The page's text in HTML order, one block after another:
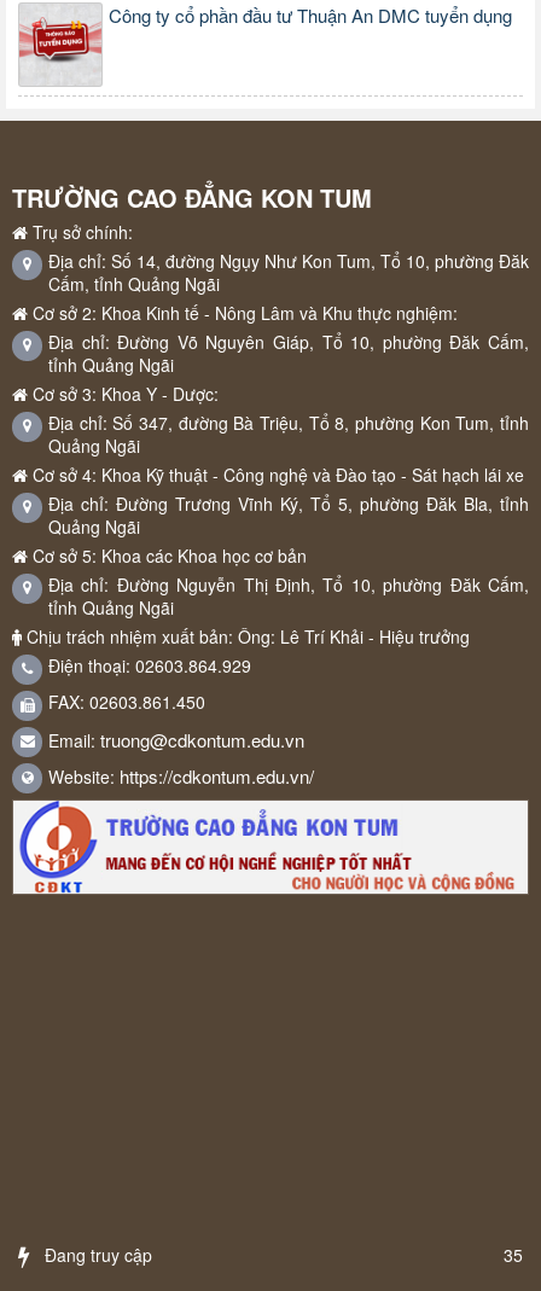
Công ty cổ phần đầu tư Thuận An DMC tuyển dụng
TRƯỜNG CAO ĐẲNG KON TUM
Trụ sở chính:
Địa chỉ: Số 14, đường Ngụy Như Kon Tum, Tổ 10, phường Đăk
Cấm, tỉnh Quảng Ngãi
Cơ sở 2: Khoa Kinh tế - Nông Lâm và Khu thực nghiệm:
Địa chỉ: Đường Võ Nguyên Giáp, Tổ 10, phường Đăk Cấm,
tỉnh Quảng Ngãi
Cơ sở 3: Khoa Y - Dược:
Địa chỉ: Số 347, đường Bà Triệu, Tổ 8, phường Kon Tum, tỉnh
Quảng Ngãi
Cơ sở 4: Khoa Kỹ thuật - Công nghệ và Đào tạo - Sát hạch lái xe
Địa chỉ: Đường Trương Vĩnh Ký, Tổ 5, phường Đăk Bla, tỉnh
Quảng Ngãi
Cơ sở 5: Khoa các Khoa học cơ bản
Địa chỉ: Đường Nguyễn Thị Định, Tổ 10, phường Đăk Cấm,
tỉnh Quảng Ngãi
Chịu trách nhiệm xuất bản: Ông: Lê Trí Khải - Hiệu trưởng
Điện thoại: 02603.864.929
FAX: 02603.861.450
Email: truong@cdkontum.edu.vn
Website: https://cdkontum.edu.vn/
Đang truy cập 35